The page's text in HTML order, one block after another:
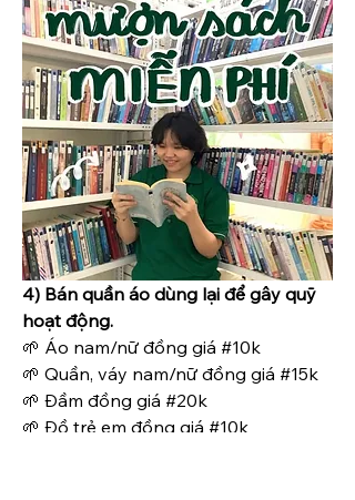
4) Bán quần áo dùng lại để gây quỹ
hoạt động.
🌱 Áo nam/nữ đồng giá #10k
🌱 Quần, váy nam/nữ đồng giá #15k
🌱 Đầm đồng giá #20k
🌱 Đồ trẻ em đồng giá #10k